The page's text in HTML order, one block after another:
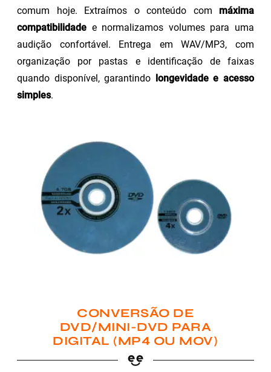
comum hoje. Extraímos o conteúdo com máxima
compatibilidade e normalizamos volumes para uma
audição confortável. Entrega em WAV/MP3, com
organização por pastas e identificação de faixas
quando disponível, garantindo longevidade e acesso
simples.
CONVERSÃO DE
DVD/MINI-DVD PARA
DIGITAL (MP4 OU MOV)